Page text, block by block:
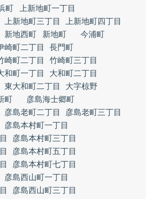
町
上新地町一丁目
上新地町三丁目
上新地町四丁目
新地西町 新地町
今浦町
崎町二丁目
長門町
崎町二丁目
竹崎町三丁目
和町一丁目
大和町二丁目
東大和町二丁目
大字椋野
町
彦島海士郷町
彦島老町二丁目
彦島老町三丁目
彦島本村町一丁目
彦島本村町三丁目
彦島本村町五丁目
彦島本村町七丁目
彦島西山町一丁目
彦島西山町三丁目